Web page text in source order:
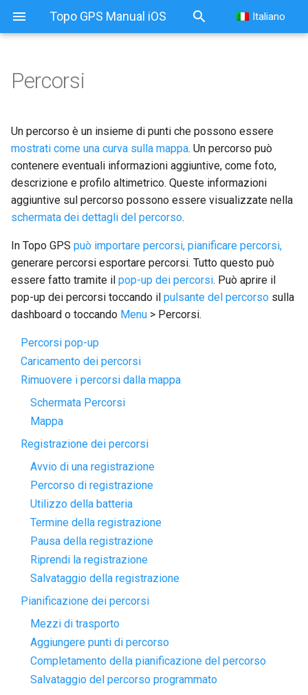
Topo GPS Manual iOS Italiano
Percorsi
Un percorso è un insieme di punti che possono essere
mostrati come una curva sulla mappa. Un percorso può
contenere eventuali informazioni aggiuntive, come foto,
descrizione e profilo altimetrico. Queste informazioni
aggiuntive sul percorso possono essere visualizzate nella
schermata dei dettagli del percorso.
In Topo GPS può importare percorsi, pianificare percorsi,
generare percorsi esportare percorsi. Tutto questo può
essere fatto tramite il pop-up dei percorsi. Può aprire il
pop-up dei percorsi toccando il pulsante del percorso sulla
dashboard o toccando Menu > Percorsi.
Percorsi pop-up
Caricamento dei percorsi
Rimuovere i percorsi dalla mappa
Schermata Percorsi
Mappa
Registrazione dei percorsi
Avvio di una registrazione
Percorso di registrazione
Utilizzo della batteria
Termine della registrazione
Pausa della registrazione
Riprendi la registrazione
Salvataggio della registrazione
Pianificazione dei percorsi
Mezzi di trasporto
Aggiungere punti di percorso
Completamento della pianificazione del percorso
Salvataggio del percorso programmato